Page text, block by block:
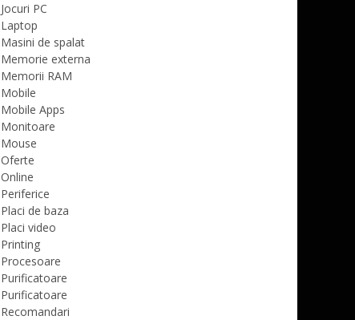
Jocuri PC
Laptop
Masini de spalat
Memorie externa
Memorii RAM
Mobile
Mobile Apps
Monitoare
Mouse
Oferte
Online
Periferice
Placi de baza
Placi video
Printing
Procesoare
Purificatoare
Purificatoare
Recomandari